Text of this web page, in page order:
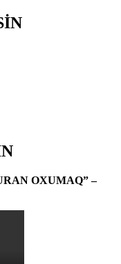
OXUMAQ” –